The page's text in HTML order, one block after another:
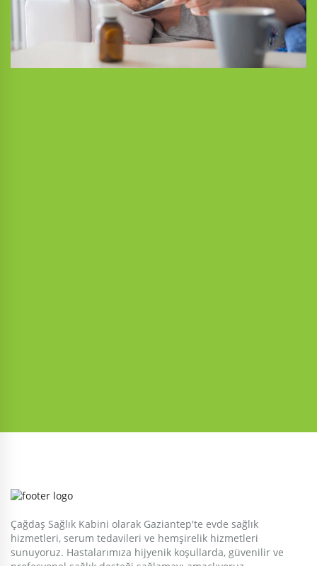
Çağdaş Sağlık Kabini olarak Gaziantep'te evde sağlık
hizmetleri, serum tedavileri ve hemşirelik hizmetleri
sunuyoruz. Hastalarımıza hijyenik koşullarda, güvenilir ve